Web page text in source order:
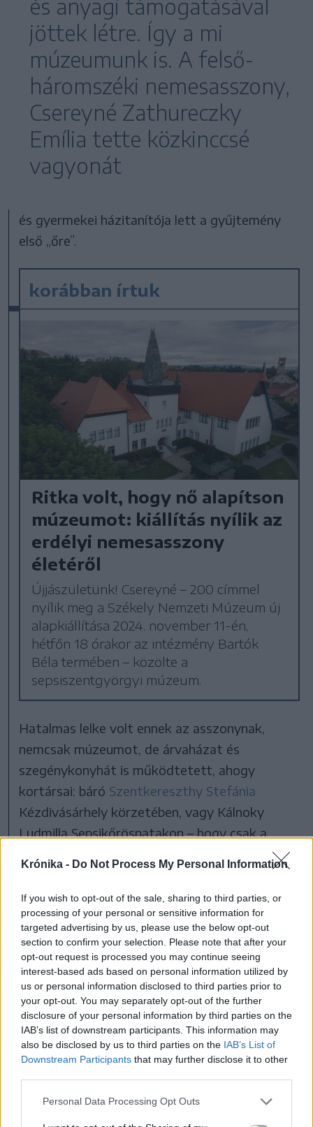
Krónika - Do Not Process My Personal Information
If you wish to opt-out of the sale, sharing to third parties, or
processing of your personal or sensitive information for
targeted advertising by us, please use the below opt-out
section to confirm your selection. Please note that after your
opt-out request is processed you may continue seeing
interest-based ads based on personal information utilized by
us or personal information disclosed to third parties prior to
your opt-out. You may separately opt-out of the further
disclosure of your personal information by third parties on the
IAB’s list of downstream participants. This information may
also be disclosed by us to third parties on the IAB’s List of
Downstream Participants that may further disclose it to other
Personal Data Processing Opt Outs
és anyagi támogatásával
jöttek létre. Így a mi
múzeumunk is. A felső-
háromszéki nemesasszony,
Csereyné Zathureczky
Emília tette közkinccsé
vagyonát
és gyermekei házitanítója lett a gyűjtemény
első „őre”.
korábban írtuk
Ritka volt, hogy nő alapítson
múzeumot: kiállítás nyílik az
erdélyi nemesasszony
életéről
Újjászületünk! Csereyné – 200 címmel
nyílik meg a Székely Nemzeti Múzeum új
alapkiállítása 2024. november 11-én,
hétfőn 18 órakor az intézmény Bartók
Béla termében – közölte a
sepsiszentgyörgyi múzeum.
Hatalmas lelke volt ennek az asszonynak,
nemcsak múzeumot, de árvaházat és
szegénykonyhát is működtetett, ahogy
kortársai: báró Szentkereszthy Stefánia
Kézdivásárhely körzetében, vagy Kálnoky
Ludmilla Sepsikőröspatakon – hogy csak a
legfontosabb női képviselőit említsük ennek a
népéért tenni akaró, önzetlen, igazi keresztény
attitűdnek.